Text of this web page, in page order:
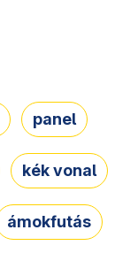
panel
kék vonal
ámokfutás